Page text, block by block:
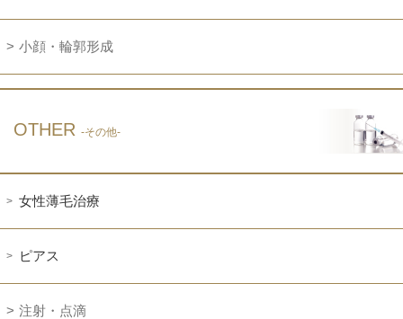
小顔・輪郭形成
OTHER -その他-
女性薄毛治療
ピアス
注射・点滴